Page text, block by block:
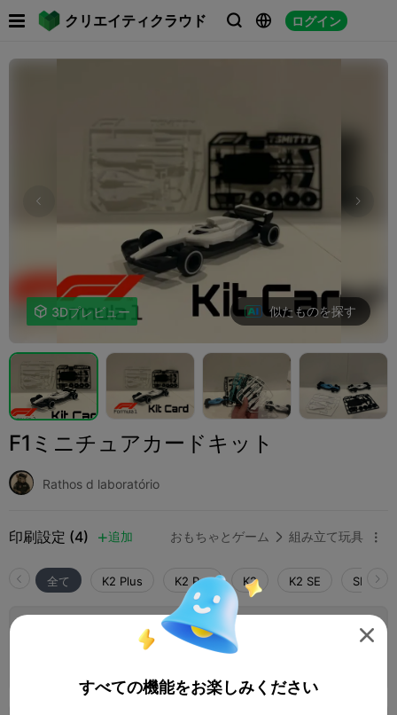
クリエイティクラウド   ログイン
 
 3Dプレビュー 似たものを探す
F1ミニチュアカードキット
Rathos d laboratório
印刷設定 (4) 追加 おもちゃとゲーム  組み立て玩具 
全て K2 Plus K2 Pro K2 K2 SE
0.2mm layer, 3 walls, 5% infill 
すべての機能をお楽しみください